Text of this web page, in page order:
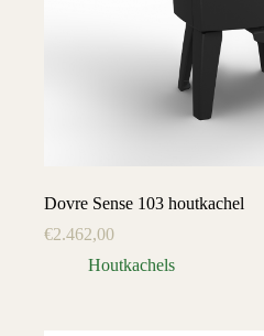
Dovre Sense 103 houtkachel
€2.462,00
Houtkachels